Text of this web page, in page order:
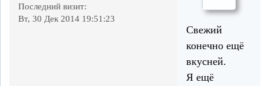
Последний визит:
Вт, 30 Дек 2014 19:51:23
Свежий
конечно ещё
вкусней.
Я ещё